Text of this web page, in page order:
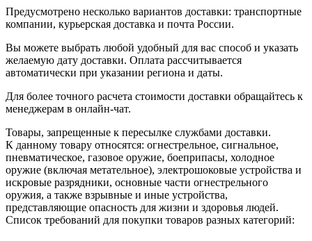
Предусмотрено несколько вариантов доставки: транспортные
компании, курьерская доставка и почта России.
Вы можете выбрать любой удобный для вас способ и указать
желаемую дату доставки. Оплата рассчитывается
автоматически при указании региона и даты.
Для более точного расчета стоимости доставки обращайтесь к
менеджерам в онлайн-чат.
Товары, запрещенные к пересылке службами доставки.
К данному товару относятся: огнестрельное, сигнальное,
пневматическое, газовое оружие, боеприпасы, холодное
оружие (включая метательное), электрошоковые устройства и
искровые разрядники, основные части огнестрельного
оружия, а также взрывные и иные устройства,
представляющие опасность для жизни и здоровья людей.
Список требований для покупки товаров разных категорий: